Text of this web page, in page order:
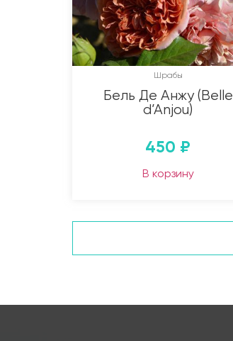
Шрабы
Бель Де Анжу (Belle
d’Anjou)
450 ₽
В корзину